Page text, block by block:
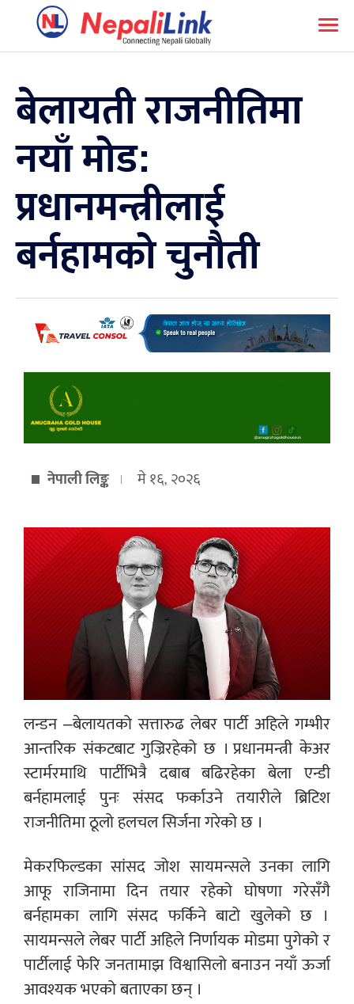
बेलायती राजनीतिमा
नयाँ मोड:
प्रधानमन्त्रीलाई
बर्नहामको चुनौती
नेपाली लिङ्क मे १६, २०२६
लन्डन –बेलायतको सत्तारुढ लेबर पार्टी अहिले गम्भीर
आन्तरिक संकटबाट गुज्रिरहेको छ । प्रधानमन्त्री केअर
स्टार्मरमाथि पार्टीभित्रै दबाब बढिरहेका बेला एन्डी
बर्नहामलाई पुनः संसद फर्काउने तयारीले ब्रिटिश
राजनीतिमा ठूलो हलचल सिर्जना गरेको छ ।
मेकरफिल्डका सांसद जोश सायमन्सले उनका लागि
आफू राजिनामा दिन तयार रहेको घोषणा गरेसँगै
बर्नहामका लागि संसद फर्किने बाटो खुलेको छ ।
सायमन्सले लेबर पार्टी अहिले निर्णायक मोडमा पुगेको र
पार्टीलाई फेरि जनतामाझ विश्वासिलो बनाउन नयाँ ऊर्जा
आवश्यक भएको बताएका छन् ।